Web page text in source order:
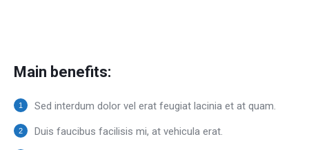
Main benefits:
Sed interdum dolor vel erat feugiat lacinia et at quam.
Duis faucibus facilisis mi, at vehicula erat.